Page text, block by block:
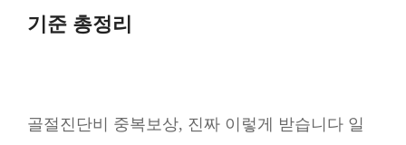
기준 총정리
골절진단비 중복보상, 진짜 이렇게 받습니다 일